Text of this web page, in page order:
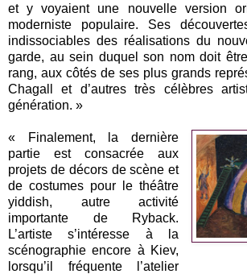
et y voyaient une nouvelle version
moderniste populaire. Ses
indissociables des réalisations du
garde, au sein duquel son nom doit
rang, aux côtés de ses plus grands
Chagall et d’autres très célèbres
génération. »
« Finalement, la dernière
partie est consacrée aux
projets de décors de scène et
de costumes pour le théâtre
yiddish, autre activité
importante de Ryback.
L’artiste s’intéresse à la
scénographie encore à Kiev,
lorsqu’il fréquente l’atelier